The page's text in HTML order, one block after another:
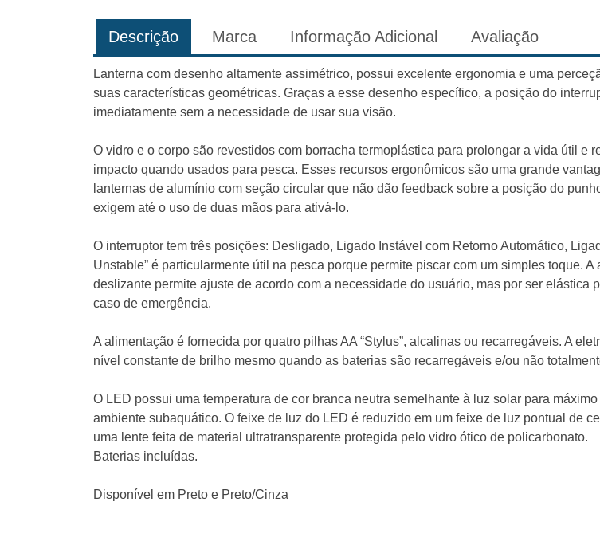
Descrição Marca Informação Adicional Avaliação
Lanterna com desenho altamente assimétrico, possui excelente ergonomia e uma
suas características geométricas. Graças a esse desenho específico, a posição do
imediatamente sem a necessidade de usar sua visão.
O vidro e o corpo são revestidos com borracha termoplástica para prolongar a vida útil e
impacto quando usados ​​para pesca. Esses recursos ergonômicos são uma grande
lanternas de alumínio com seção circular que não dão feedback sobre a posição do
exigem até o uso de duas mãos para ativá-lo.
O interruptor tem três posições: Desligado, Ligado Instável com Retorno Automático,
Unstable” é particularmente útil na pesca porque permite piscar com um simples toque. A
deslizante permite ajuste de acordo com a necessidade do usuário, mas por ser elástica
caso de emergência.
A alimentação é fornecida por quatro pilhas AA “Stylus”, alcalinas ou recarregáveis. A
nível constante de brilho mesmo quando as baterias são recarregáveis ​​e/ou não
O LED possui uma temperatura de cor branca neutra semelhante à luz solar para
ambiente subaquático. O feixe de luz do LED é reduzido em um feixe de luz pontual de
uma lente feita de material ultratransparente protegida pelo vidro ótico de policarbonato.
Baterias incluídas.
Disponível em Preto e Preto/Cinza